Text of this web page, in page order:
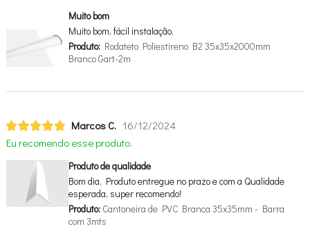
Muito bom
Muito bom, fácil instalação.
Produto:Rodateto Poliestireno B2 35x35x2000mm
Branco Gart-2m
Marcos C. 16/12/2024
Eu recomendo esse produto.
Produto de qualidade
Bom dia, Produto entregue no prazo e com a Qualidade
esperada, super recomendo!
Produto:Cantoneira de PVC Branca 35x35mm - Barra
com 3mts